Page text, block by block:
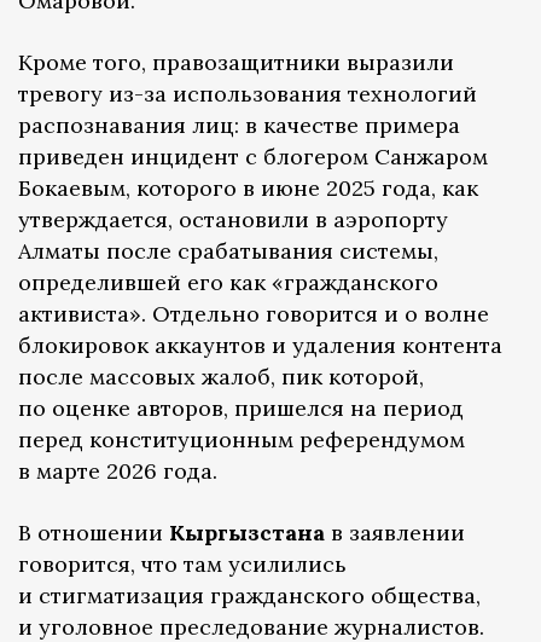
Кроме того, правозащитники выразили
тревогу из-за использования технологий
распознавания лиц: в качестве примера
приведен инцидент с блогером Санжаром
Бокаевым, которого в июне 2025 года, как
утверждается, остановили в аэропорту
Алматы после срабатывания системы,
определившей его как «гражданского
активиста». Отдельно говорится и о волне
блокировок аккаунтов и удаления контента
после массовых жалоб, пик которой,
по оценке авторов, пришелся на период
перед конституционным референдумом
в марте 2026 года.
В отношении Кыргызстана в заявлении
говорится, что там усилились
и стигматизация гражданского общества,
и уголовное преследование журналистов.